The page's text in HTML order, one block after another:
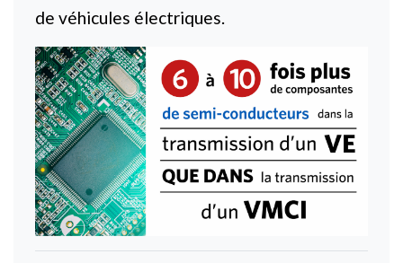
de véhicules électriques.